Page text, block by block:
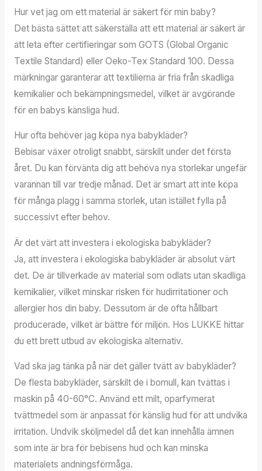
Hur vet jag om ett material är säkert för min baby?
Det bästa sättet att säkerställa att ett material är säkert är
att leta efter certifieringar som GOTS (Global Organic
Textile Standard) eller Oeko-Tex Standard 100. Dessa
märkningar garanterar att textilierna är fria från skadliga
kemikalier och bekämpningsmedel, vilket är avgörande
för en babys känsliga hud.
Hur ofta behöver jag köpa nya babykläder?
Bebisar växer otroligt snabbt, särskilt under det första
året. Du kan förvänta dig att behöva nya storlekar ungefär
varannan till var tredje månad. Det är smart att inte köpa
för många plagg i samma storlek, utan istället fylla på
successivt efter behov.
Är det värt att investera i ekologiska babykläder?
Ja, att investera i ekologiska babykläder är absolut värt
det. De är tillverkade av material som odlats utan skadliga
kemikalier, vilket minskar risken för hudirritationer och
allergier hos din baby. Dessutom är de ofta hållbart
producerade, vilket är bättre för miljön. Hos LUKKE hittar
du ett brett utbud av ekologiska alternativ.
Vad ska jag tänka på när det gäller tvätt av babykläder?
De flesta babykläder, särskilt de i bomull, kan tvättas i
maskin på 40-60°C. Använd ett milt, oparfymerat
tvättmedel som är anpassat för känslig hud för att undvika
irritation. Undvik sköljmedel då det kan innehålla ämnen
som inte är bra för bebisens hud och kan minska
materialets andningsförmåga.